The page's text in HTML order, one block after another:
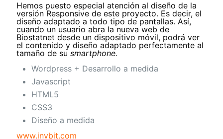
Hemos puesto especial atención al diseño de la
versión Responsive de este proyecto. Es decir, el
diseño adaptado a todo tipo de pantallas. Así,
cuando un usuario abra la nueva web de
Biostatnet desde un dispositivo móvil, podrá ver
el contenido y diseño adaptado perfectamente al
tamaño de su smartphone.
Wordpress + Desarrollo a medida
Javascript
HTML5
CSS3
Diseño a medida
www.invbit.com